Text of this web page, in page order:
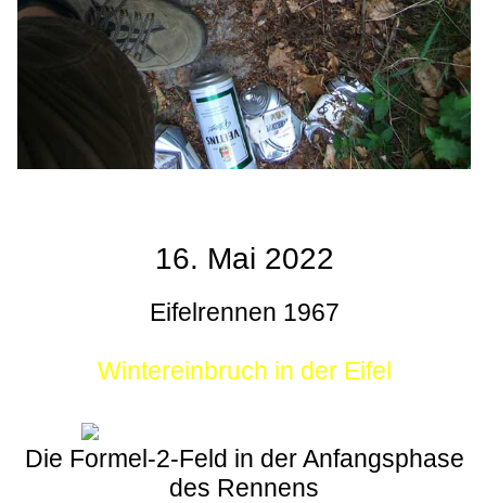
16. Mai 2022
Eifelrennen 1967
Wintereinbruch in der Eifel
Die Formel-2-Feld in der Anfangsphase
des Rennens